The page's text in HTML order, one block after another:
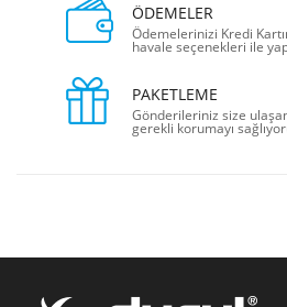
ÖDEMELER
Ödemelerinizi Kredi
havale seçenekleri ile
PAKETLEME
Gönderileriniz size
gerekli korumayı